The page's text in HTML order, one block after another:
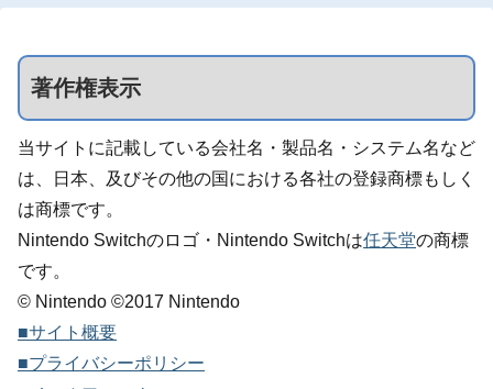
著作権表示
当サイトに記載している会社名・製品名・システム名など
は、日本、及びその他の国における各社の登録商標もしく
は商標です。
Nintendo Switchのロゴ・Nintendo Switchは任天堂の商標
です。
© Nintendo ©2017 Nintendo
■サイト概要
■プライバシーポリシー